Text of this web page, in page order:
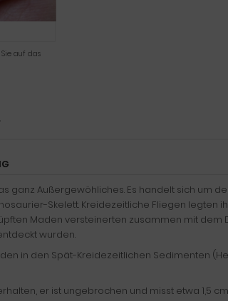
auf das
ganz Außergewöhliches. Es handelt sich um
Skelett. Kreidezeitliche Fliegen legten
Maden versteinerten zusammen mit dem
wurden.
in den Spät-Kreidezeitlichen Sedimenten
er ist ungebrochen und misst etwa 1,5